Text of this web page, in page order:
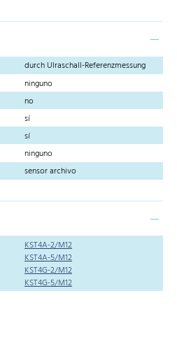
durch Ulraschall-Referenzmessung
ninguno
no
sí
sí
ninguno
sensor archivo
KST4A-2/M12
KST4A-5/M12
KST4G-2/M12
KST4G-5/M12